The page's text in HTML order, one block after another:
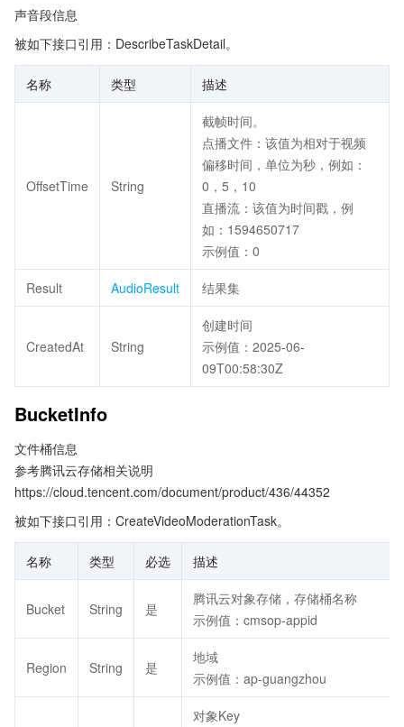
声音段信息
被如下接口引用：DescribeTaskDetail。
名称 类型 描述
OffsetTime String
截帧时间。
点播文件：该值为相对于视频
偏移时间，单位为秒，例如：
0，5，10
直播流：该值为时间戳，例
如：1594650717
示例值：0
Result AudioResult 结果集
CreatedAt String
创建时间
示例值：2025-06-
09T00:58:30Z
BucketInfo
文件桶信息
参考腾讯云存储相关说明
https://cloud.tencent.com/document/product/436/44352
被如下接口引用：CreateVideoModerationTask。
名称 类型 必选 描述
Bucket String 是
腾讯云对象存储，存储桶名称
示例值：cmsop-appid
Region String 是
地域
示例值：ap-guangzhou
对象Key